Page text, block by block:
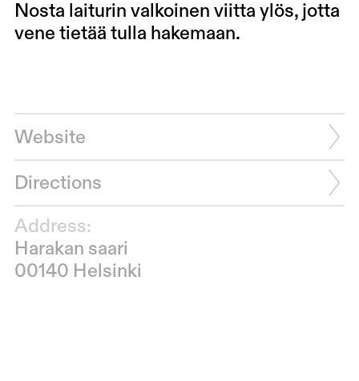
Nosta laiturin valkoinen viitta ylös, jotta
vene tietää tulla hakemaan.
Website
Directions
Address:
Harakan saari
00140 Helsinki